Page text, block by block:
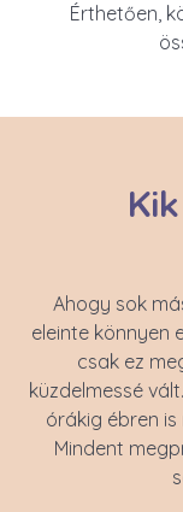
Érthetően,
Ahogy sok
eleinte könnyen
csak ez
küzdelmessé
órákig ébren
Mindent